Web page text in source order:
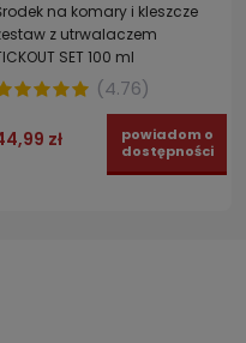
na komary i kleszcze
z utrwalaczem
SET 100 ml
(4.76)
zł
powiadom o
dostępności